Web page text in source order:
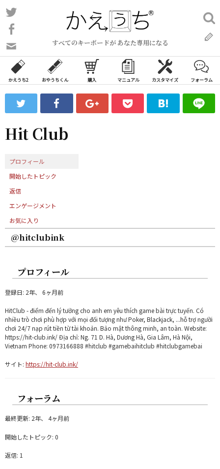
コ
ン
ン
ツ
ス
ッ
プ
すべてのキーボードが あなた専用になる
い
合
わ
フ
ォ
ム
検
索:
かえうち2 おやうちくん 購入 マニュアル カスタマイズ フォーラム
Hit Club
プロフィール
開始したトピック
返信
エンゲージメント
お気に入り
@hitclubink
プロフィール
登録日: 2年、 6ヶ月前
HitClub - điểm đến lý tưởng cho anh em yêu thích game bài trực tuyến. Có
nhiều trò chơi phù hợp với mọi đối tượng như Poker, Blackjack, ...hỗ trợ người
chơi 24/7 nạp rút tiền từ tài khoản. Bảo mật thông minh, an toàn. Website:
https://hit-club.ink/ Địa chỉ: Ng. 71 D. Hà, Dương Hà, Gia Lâm, Hà Nội,
Vietnam Phone: 0973166888 #hitclub #gamebaihitclub #hitclubgamebai
サイト: https://hit-club.ink/
フォーラム
最終更新: 2年、 4ヶ月前
開始したトピック: 0
返信: 1